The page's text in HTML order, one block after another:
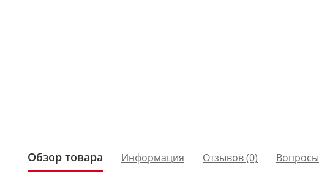
Обзор товара Информация Отзывов (0) Вопросы